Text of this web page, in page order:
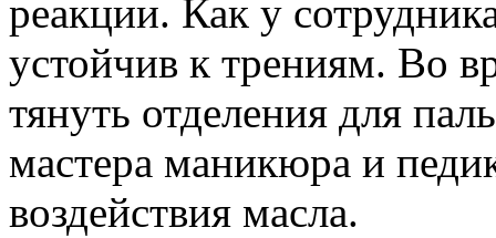
реакции. Как у
устойчив к трениям. Во
тянуть отделения для
мастера маникюра и
воздействия масла.